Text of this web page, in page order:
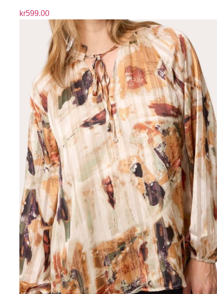
kr599.00